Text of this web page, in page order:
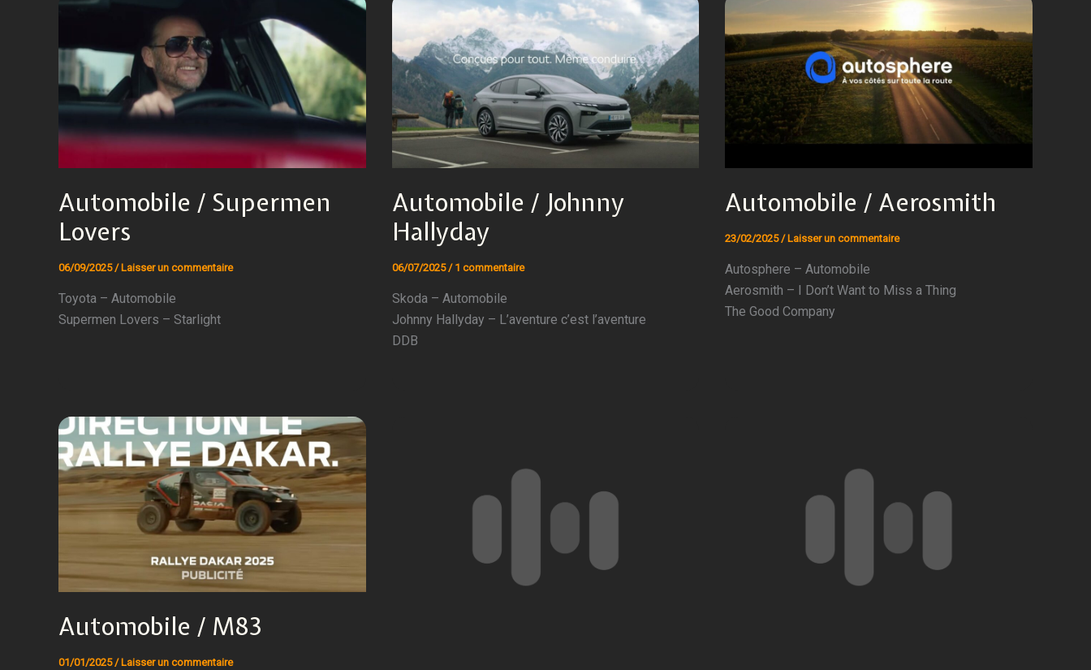
Automobile / Supermen
Lovers
06/09/2025/ Laisser un commentaire
Toyota – Automobile
Supermen Lovers – Starlight
Automobile / Johnny
Hallyday
06/07/2025/ 1 commentaire
Skoda – Automobile
Johnny Hallyday – L’aventure c’est l’aventure
DDB
Automobile / Aerosmith
23/02/2025/ Laisser un commentaire
Autosphere – Automobile
Aerosmith – I Don’t Want to Miss a Thing
The Good Company
Automobile / M83
01/01/2025 / Laisser un commentaire